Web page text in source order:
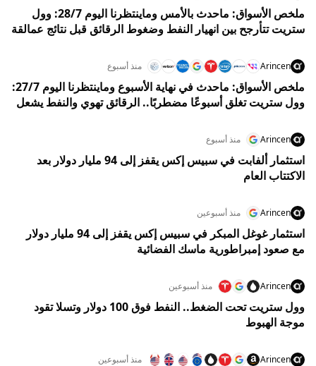
ملخص الأسواق: ماحدث بالأمس وماينتظرنا اليوم 28/7: وول
ستريت تتأرجح بين انهيار النفط وضغوط الرقائق قبل نتائج عمالقة
Arincen منذ أسبوع
ملخص الأسواق: ماحدث في نهاية الأسبوع وماينتظرنا اليوم 27/7:
وول ستريت تغلق أسبوعًا مضطربًا.. الرقائق تهوي والنفط يشعل
Arincen منذ أسبوع
استثمار ألفابت في سبيس إكس يقفز إلى 94 مليار دولار بعد
الاكتتاب العام
Arincen منذ أسبوعين
استثمار غوغل المبكر في سبيس إكس يقفز إلى 94 مليار دولار
مع صعود إمبراطورية ماسك الفضائية
Arincen منذ أسبوعين
وول ستريت تحت الضغط.. النفط فوق 100 دولار وتسلا تقود
موجة الهبوط
Arincen منذ أسبوعين